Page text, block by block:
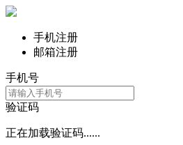
手机注册
邮箱注册
手机号
验证码
正在加载验证码......